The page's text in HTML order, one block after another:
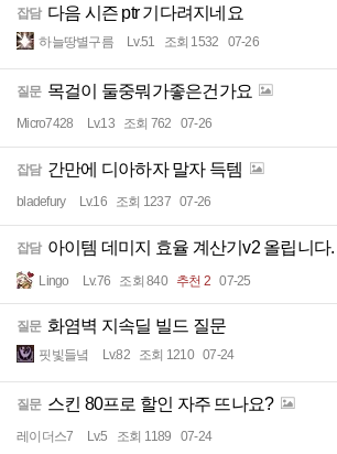
잡담 다음 시즌 ptr 기다려지네요
하늘땅별구름 Lv.51 조회 1532 07-26
질문 목걸이 둘중뭐가좋은건가요
Micro7428 Lv.13 조회 762 07-26
잡담 간만에 디아하자 말자 득템
bladefury Lv.16 조회 1237 07-26
잡담 아이템 데미지 효율 계산기v2 올립니다.
Lingo Lv.76 조회 840 추천 2 07-25
질문 화염벽 지속딜 빌드 질문
핏빛들녘 Lv.82 조회 1210 07-24
질문 스킨 80프로 할인 자주 뜨나요?
레이더스7 Lv.5 조회 1189 07-24